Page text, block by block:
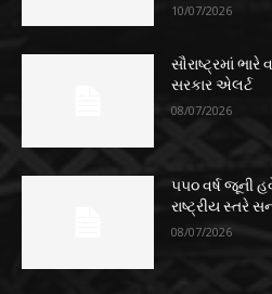
10/07/2026
સૌરાષ્ટ્રમાં
સરકાર એલર્ટ
08/07/2026
૫૫૦ વર્ષ જૂની
રાષ્ટ્રીય સ્તરે
08/07/2026